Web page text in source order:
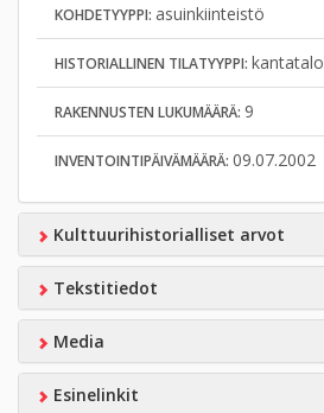
KOHDETYYPPI: asuinkiinteistö
HISTORIALLINEN TILATYYPPI: kantatalo
RAKENNUSTEN LUKUMÄÄRÄ: 9
INVENTOINTIPÄIVÄMÄÄRÄ: 09.07.2002
Kulttuurihistorialliset arvot
Tekstitiedot
Media
Esinelinkit